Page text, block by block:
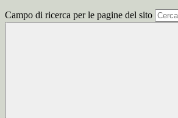
Campo di ricerca per le pagine del sito